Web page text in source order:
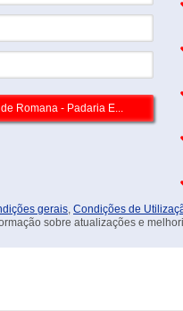
gerais, Condições de
sobre atualizações e